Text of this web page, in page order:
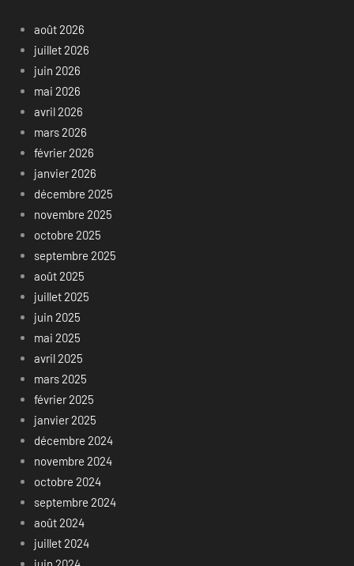
août 2026
juillet 2026
juin 2026
mai 2026
avril 2026
mars 2026
février 2026
janvier 2026
décembre 2025
novembre 2025
octobre 2025
septembre 2025
août 2025
juillet 2025
juin 2025
mai 2025
avril 2025
mars 2025
février 2025
janvier 2025
décembre 2024
novembre 2024
octobre 2024
septembre 2024
août 2024
juillet 2024